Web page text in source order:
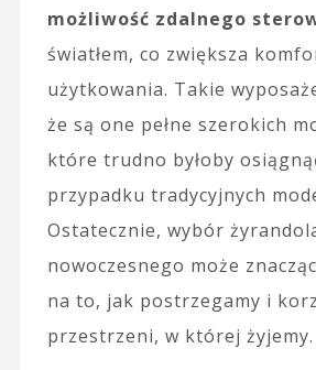
możliwość zdalnego
światłem, co zwiększa
użytkowania. Takie
że są one pełne szerokich
które trudno byłoby
przypadku tradycyjnych
Ostatecznie, wybór
nowoczesnego może
na to, jak postrzegamy i
przestrzeni, w której żyjemy.